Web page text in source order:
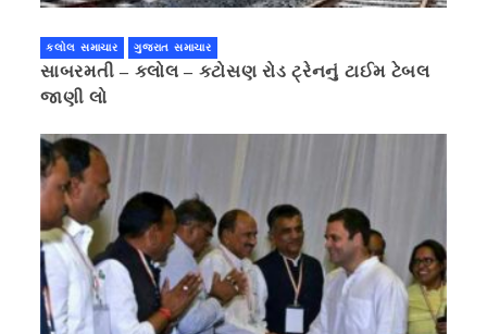
કલોલ સમાચાર ગુજરાત સમાચાર
સાબરમતી – કલોલ – કટોસણ રોડ ટ્રેનનું ટાઈમ ટેબલ
જાણી લો